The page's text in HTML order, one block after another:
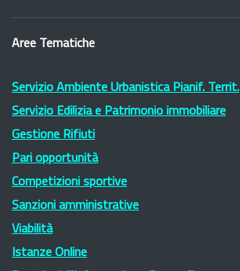
Aree Tematiche
Servizio Ambiente Urbanistica Pianif. Territ.
Servizio Edilizia e Patrimonio immobiliare
Gestione Rifiuti
Pari opportunità
Competizioni sportive
Sanzioni amministrative
Viabilità
Istanze Online